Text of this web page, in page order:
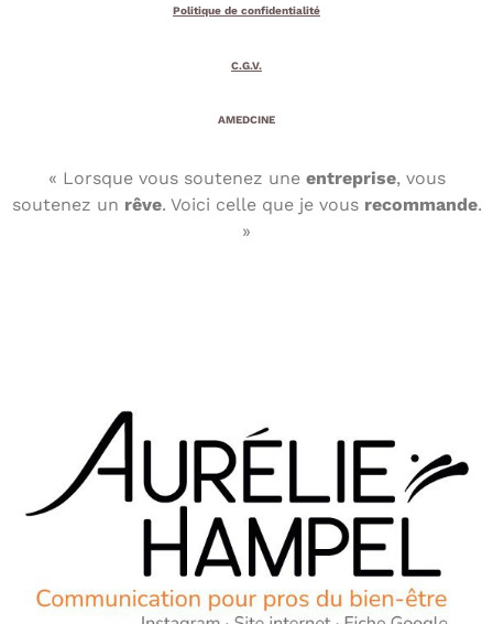
Politique de confidentialité
C.G.V.
AMEDCINE
« Lorsque vous soutenez une entreprise, vous
soutenez un rêve. Voici celle que je vous recommande.
»